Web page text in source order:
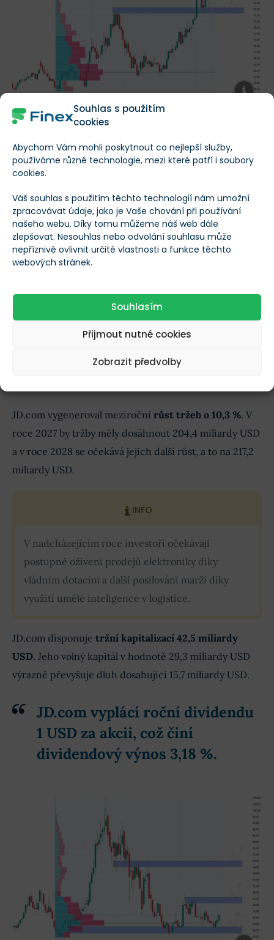
Souhlas s použitím
cookies
Abychom Vám mohli poskytnout co nejlepší služby,
používáme různé technologie, mezi které patří i soubory
cookies.
Váš souhlas s použitím těchto technologií nám umožní
zpracovávat údaje, jako je Vaše chování při používání
našeho webu. Díky tomu můžeme náš web dále
zlepšovat. Nesouhlas nebo odvolání souhlasu může
nepříznivě ovlivnit určité vlastnosti a funkce těchto
webových stránek.
Souhlasím
Přijmout nutné cookies
Zobrazit předvolby
Měsíční akciový graf eBaye
Akcie eBaye
se obchodují na svých cenových
maximech, kterých dosáhly pomocí poměrně
agresivního růstu.
Nejbližší support se nachází poměrně blízko, a to
kolem 95 USD za akcii. Jde o ideální úroveň pro
pullbackpřed pokračováním cenového růstu. Pokud
by cena akcií klesla pod support, mohlo by to naopak
Nvidia láme rekordy! Toto se ještě
žádné firmě v historii nepodařilo
JD.com vygeneroval meziroční růst tržeb o 10,3 %. V
roce 2027 by tržby měly dosáhnout 204,4 miliardy USD
a v roce 2028 se očekává jejich další růst, a to na 217,2
miliardy USD.
INFO
V nadcházejícím roce investoři očekávají
postupné oživení prodejů elektroniky díky
vládním dotacím a další posilování marží díky
využití umělé inteligence v logistice.
JD.com disponuje tržní kapitalizací 42,5 miliardy
USD. Jeho volný kapitál v hodnotě 29,3 miliardy USD
výrazně převyšuje dluh dosahující 15,7 miliardy USD.
JD.com vyplácí roční dividendu
1 USD za akcii, což činí
dividendový výnos 3,18 %.